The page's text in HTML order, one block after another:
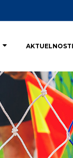
AKTUELNOSTI